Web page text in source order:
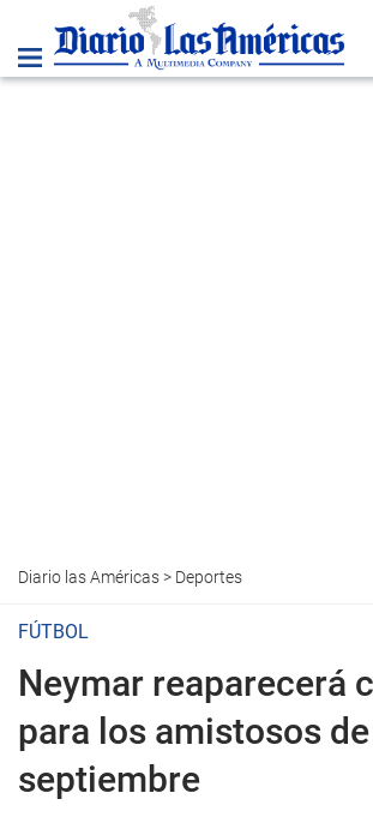
Diario las Américas> Deportes
FÚTBOL
Neymar reaparecerá
para los amistosos de
septiembre